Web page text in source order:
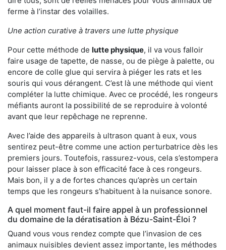
ferme à l’instar des volailles.
Une action curative à travers une lutte physique
Pour cette méthode de lutte physique, il va vous falloir
faire usage de tapette, de nasse, ou de piège à palette, ou
encore de colle glue qui servira à piéger les rats et les
souris qui vous dérangent. C’est là une méthode qui vient
compléter la lutte chimique. Avec ce procédé, les rongeurs
méfiants auront la possibilité de se reproduire à volonté
avant que leur repêchage ne reprenne.
Avec l’aide des appareils à ultrason quant à eux, vous
sentirez peut-être comme une action perturbatrice dès les
premiers jours. Toutefois, rassurez-vous, cela s’estompera
pour laisser place à son efficacité face à ces rongeurs.
Mais bon, il y a de fortes chances qu’après un certain
temps que les rongeurs s’habituent à la nuisance sonore.
A quel moment faut-il faire appel à un professionnel
du domaine de la dératisation à Bézu-Saint-Éloi ?
Quand vous vous rendez compte que l’invasion de ces
animaux nuisibles devient assez importante, les méthodes